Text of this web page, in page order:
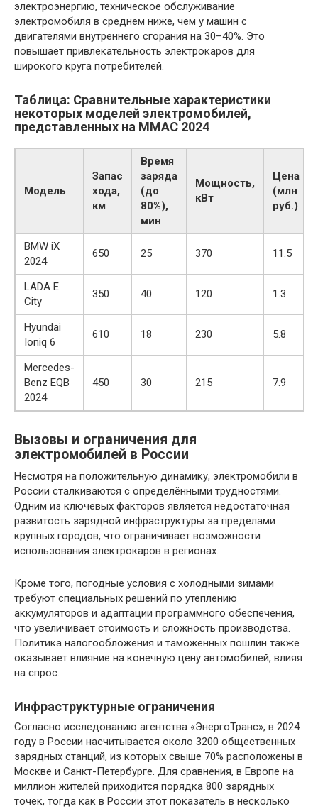
электроэнергию, техническое обслуживание
электромобиля в среднем ниже, чем у машин с
двигателями внутреннего сгорания на 30–40%. Это
повышает привлекательность электрокаров для
широкого круга потребителей.
Таблица: Сравнительные характеристики
некоторых моделей электромобилей,
представленных на ММАС 2024
Модель
Запас
хода,
км
Время
заряда
(до
80%),
мин
Мощность,
кВт
Цена
(млн
руб.)
BMW iX
2024
650 25 370 11.5
LADA E
City
350 40 120 1.3
Hyundai
Ioniq 6
610 18 230 5.8
Mercedes-
Benz EQB
2024
450 30 215 7.9
Вызовы и ограничения для
электромобилей в России
Несмотря на положительную динамику, электромобили в
России сталкиваются с определёнными трудностями.
Одним из ключевых факторов является недостаточная
развитость зарядной инфраструктуры за пределами
крупных городов, что ограничивает возможности
использования электрокаров в регионах.
Кроме того, погодные условия с холодными зимами
требуют специальных решений по утеплению
аккумуляторов и адаптации программного обеспечения,
что увеличивает стоимость и сложность производства.
Политика налогообложения и таможенных пошлин также
оказывает влияние на конечную цену автомобилей, влияя
на спрос.
Инфраструктурные ограничения
Согласно исследованию агентства «ЭнергоТранс», в 2024
году в России насчитывается около 3200 общественных
зарядных станций, из которых свыше 70% расположены в
Москве и Санкт-Петербурге. Для сравнения, в Европе на
миллион жителей приходится порядка 800 зарядных
точек, тогда как в России этот показатель в несколько